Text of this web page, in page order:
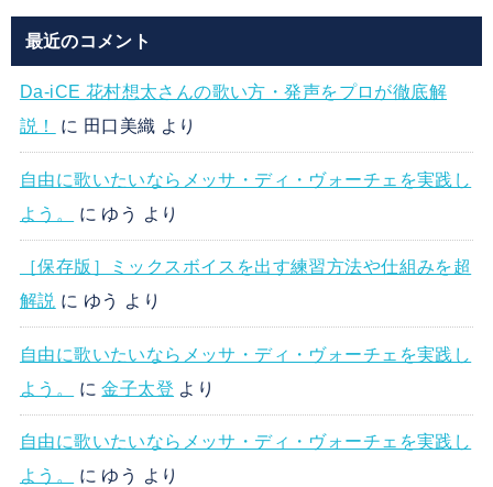
最近のコメント
Da-iCE 花村想太さんの歌い方・発声をプロが徹底解
説！
に 田口美織 より
自由に歌いたいならメッサ・ディ・ヴォーチェを実践し
よう。
に ゆう より
［保存版］ミックスボイスを出す練習方法や仕組みを超
解説 に ゆう より
自由に歌いたいならメッサ・ディ・ヴォーチェを実践し
よう。
に金子太登 より
自由に歌いたいならメッサ・ディ・ヴォーチェを実践し
よう。
に ゆう より